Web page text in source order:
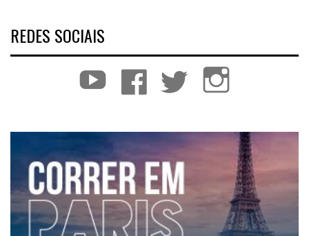
REDES SOCIAIS
YouTube Facebook Twitter